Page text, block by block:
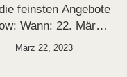
feinsten Angebote
Wann: 22. März
vegan und
März 22, 2023